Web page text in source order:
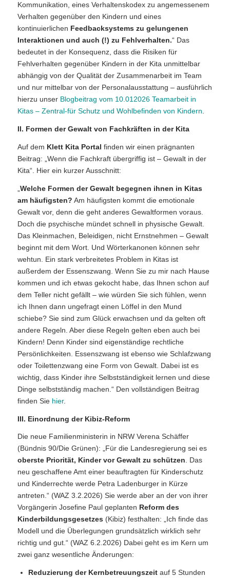
Kommunikation, eines Verhaltenskodex zu angemessenem
Verhalten gegenüber den Kindern und eines
kontinuierlichen Feedbacksystems zu gelungenen
Interaktionen und auch (!) zu Fehlverhalten.“ Das
bedeutet in der Konsequenz, dass die Risiken für
Fehlverhalten gegenüber Kindern in der Kita unmittelbar
abhängig von der Qualität der Zusammenarbeit im Team
und nur mittelbar von der Personalausstattung – ausführlich
hierzu unser Blogbeitrag vom 10.012026 Teamarbeit in
Kitas – Zentral-für Schutz und Wohlbefinden von Kindern
II. Formen der Gewalt von Fachkräften in der Kita
Auf dem Klett Kita Portal finden wir einen prägnanten
Beitrag: „Wenn die Fachkraft übergriffig ist – Gewalt in der
Kita“. Hier ein kurzer Ausschnitt:
Welche Formen der Gewalt begegnen ihnen in Kitas
am häufigsten? Am häufigsten kommt die emotionale
Gewalt vor, denn die geht anderes Gewaltformen voraus.
Doch die psychische mündet schnell in physische Gewalt.
Das Kleinmachen, Beleidigen, nicht Ernstnehmen – Gewalt
beginnt mit dem Wort. Und Wörterkanonen können sehr
wehtun. Ein stark verbreitetes Problem in Kitas ist
außerdem der Essenszwang. Wenn Sie zu mir nach Hause
kommen und ich etwas gekocht habe, das Ihnen schon auf
dem Teller nicht gefällt – wie würden Sie sich fühlen, wenn
ich Ihnen dann ungefragt einen Löffel in den Mund
schiebe? Sie sind zum Glück erwachsen und da gelten oft
andere Regeln. Aber diese Regeln gelten eben auch bei
Kindern! Denn Kinder sind eigenständige rechtliche
Persönlichkeiten. Essenszwang ist ebenso wie Schlafzwang
oder Toilettenzwang eine Form von Gewalt. Dabei ist es
wichtig, dass Kinder ihre Selbstständigkeit lernen und diese
Dinge selbstständig machen.“ Den vollständigen Beitrag
finden Sie hier.
III. Einordnung der Kibiz-Reform
Die neue Familienministerin in NRW Verena Schäffer
(Bündnis 90/Die Grünen): „Für die Landesregierung sei es
oberste Priorität, Kinder vor Gewalt zu schützen. Das
neu geschaffene Amt einer beauftragten für Kinderschutz
und Kinderrechte werde Petra Ladenburger in Kürze
antreten.“ (WAZ 3.2.2026) Sie werde aber an der von ihrer
Vorgängerin Josefine Paul geplanten Reform des
Kinderbildungsgesetzes(Kibiz) festhalten: „Ich finde das
Modell und die Überlegungen grundsätzlich wirklich sehr
richtig und gut.“ (WAZ 6.2.2026) Dabei geht es im Kern um
zwei ganz wesentliche Änderungen:
Reduzierung der Kernbetreuungszeitauf 5 Stunden